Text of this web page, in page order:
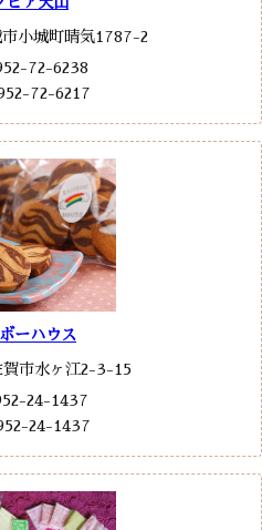
小城町晴気1787-2
72-6238
72-6217
ーハウス
市水ヶ江2-3-15
24-1437
24-1437